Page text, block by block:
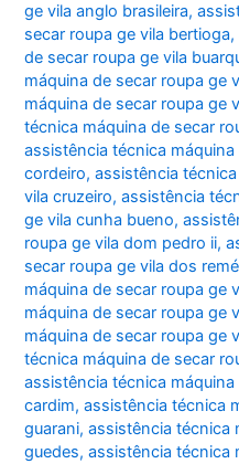
ge vila anglo brasileira,
secar roupa ge vila bertioga,
de secar roupa ge vila
máquina de secar roupa ge
máquina de secar roupa ge
técnica máquina de secar
assistência técnica
cordeiro,assistência
vila cruzeiro,assistência
ge vila cunha bueno,
roupa ge vila dom pedro ii,
secar roupa ge vila dos
máquina de secar roupa ge
máquina de secar roupa ge
máquina de secar roupa ge
técnica máquina de secar
assistência técnica
cardim,assistência técnica
guarani,assistência técnica
guedes,assistência técnica